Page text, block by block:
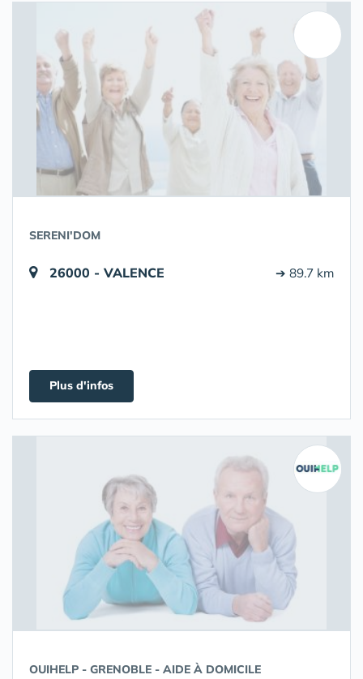
SERENI'DOM
26000 - VALENCE ➔ 89.7 km
Plus d'infos
OUIHELP - GRENOBLE - AIDE À DOMICILE